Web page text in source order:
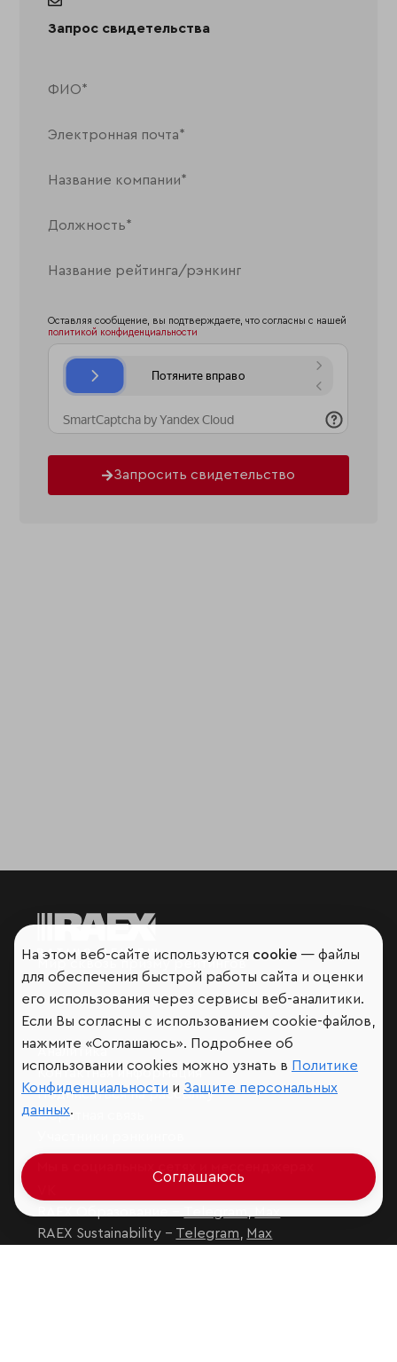
Запрос свидетельства
Оставляя сообщение, вы подтверждаете, что согласны с нашей
политикой конфиденциальности
Запросить свидетельство
Мир сквозь призму рейтингов
Аналитика
Контактная информация
Подписаться на рассылку
Обратная связь
RAEX Sustainability – Telegram Max
На этом веб-сайте используются cookie — файлы
для обеспечения быстрой работы сайта и оценки
его использования через сервисы веб-аналитики.
Если Вы согласны с использованием cookie-файлов,
нажмите «Соглашаюсь». Подробнее об
использовании cookies можно узнать в Политике
Конфиденциальности и Защите персональных
данных.
Соглашаюсь